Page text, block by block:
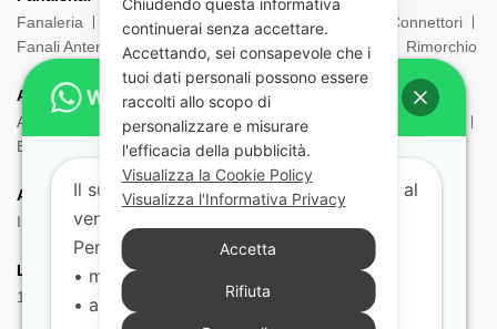
Fanaleria
Fendinebbia Posteriore Laterale
Connettori
Fanali Anteriori
Indicatori di direzione Ingombro Rimorchio
ADR:
Adr Equipaggiamento
Borsa ADR
Estintori e Porta estintori
Etichette e Pannelli
Filtri Maschere Maschere e Filtri ADR
Aria:
Impianto Aria
Lampadine:
12V
continuerai senza accettare.
Accettando, sei consapevole che i
tuoi dati personali possono essere
raccolti allo scopo di
personalizzare e misurare
l'efficacia della pubblicità.
Visualizza la Cookie Policy
Visualizza l'Informativa Privacy
Accetta
Rifiuta
Il supporto tecnico risponde dal lunedì al
venerdì dalle 9:00 alle 18:00.
Per aiutarti più velocemente indicaci:
• marca e modello del veicolo
• anno